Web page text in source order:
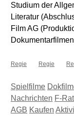
Studium der
Literatur
Film AG
Regie Regie
Spielfilme
Nachrichten F-
AGB Kaufen